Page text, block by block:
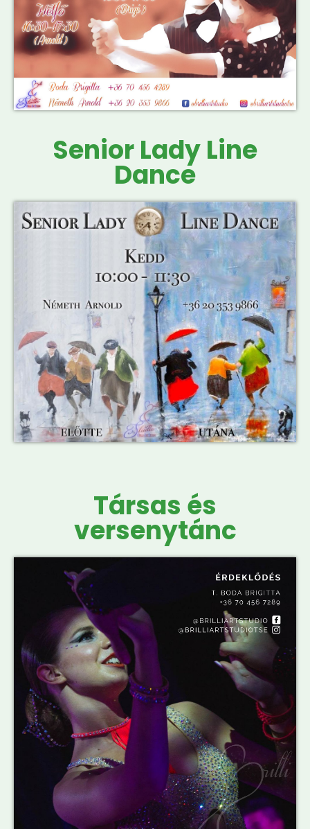
Senior Lady Line
Dance
Társas és
versenytánc